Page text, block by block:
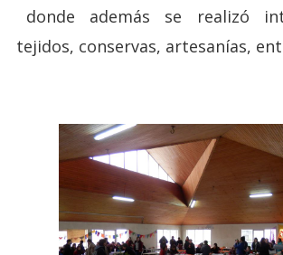
donde además se realizó
tejidos, conservas, artesanías,